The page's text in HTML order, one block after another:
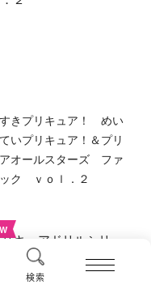
検索
きプリキュア！ めい
いプリキュア！＆プリ
オールスターズ ファ
ク ｖｏｌ．２